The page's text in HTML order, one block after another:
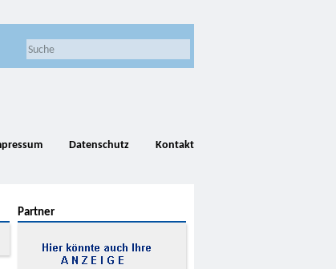
Datenschutz Kontakt
Partner